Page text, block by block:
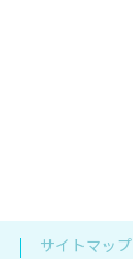
サイトマップ